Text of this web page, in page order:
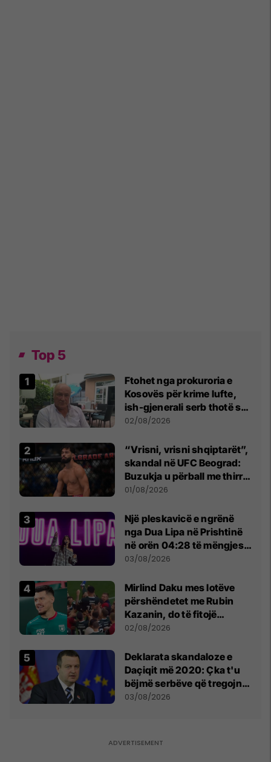
Top 5
Ftohet nga prokuroria e
Kosovës për krime lufte,
ish-gjenerali serb thotë se
dikush e tradhtoi në
02/08/2026
“Vrisni, vrisni shqiptarët”,
skandal në UFC Beograd:
Buzukja u përball me thirrje
anti-shqiptare nga
01/08/2026
Një pleskavicë e ngrënë
nga Dua Lipa në Prishtinë
në orën 04:28 të mëngjesit
- dhe bota digjitale serbe
03/08/2026
Mirlind Daku mes lotëve
përshëndetet me Rubin
Kazanin, do të fitojë
miliona te Spartak Moska
02/08/2026
​Deklarata skandaloze e
Daçiqit më 2020: Çka t'u
bëjmë serbëve që tregojnë
ku janë varrosur shqiptarët
03/08/2026